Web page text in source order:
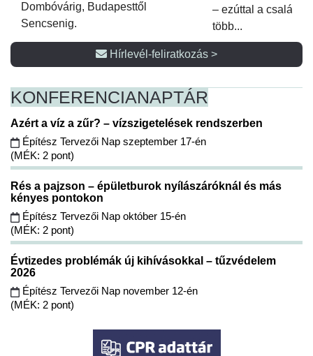
Dombóvárig, Budapesttől
Sencsenig.
– ezúttal a családi
több...
Hírlevél-feliratkozás >
KONFERENCIANAPTÁR
Azért a víz a zűr? – vízszigetelések rendszerben
Építész Tervezői Nap szeptember 17-én
(MÉK: 2 pont)
Rés a pajzson – épületburok nyílászáróknál és más
kényes pontokon
Építész Tervezői Nap október 15-én
(MÉK: 2 pont)
Évtizedes problémák új kihívásokkal – tűzvédelem
2026
Építész Tervezői Nap november 12-én
(MÉK: 2 pont)